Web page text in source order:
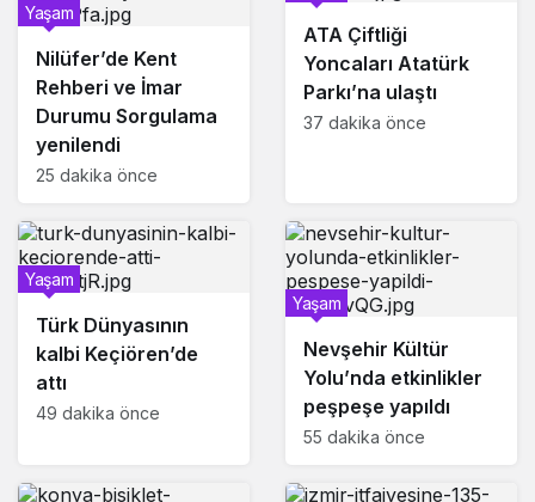
Nilüfer’de Kent
Rehberi ve İmar
Durumu Sorgulama
yenilendi
Yaşam
25 dakika önce
ATA Çiftliği
Yoncaları Atatürk
Parkı’na ulaştı
37 dakika önce
Türk Dünyasının
kalbi Keçiören’de
attı
Yaşam
49 dakika önce
Nevşehir Kültür
Yolu’nda etkinlikler
peşpeşe yapıldı
Yaşam
55 dakika önce